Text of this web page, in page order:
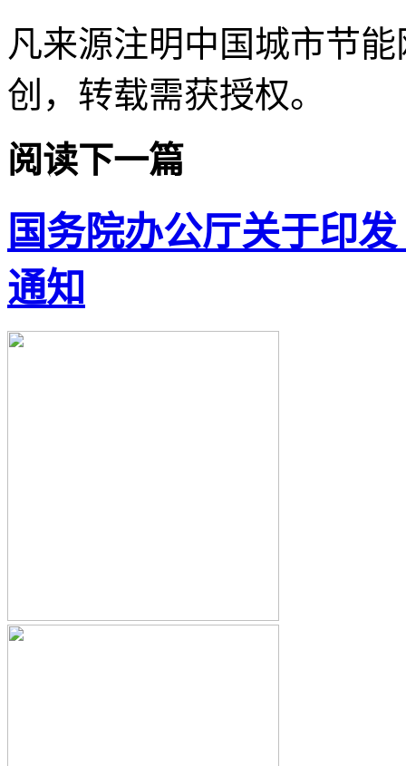
凡来源注明中国城市节
创，转载需获授权。
阅读下一篇
国务院办公厅关于印
通知